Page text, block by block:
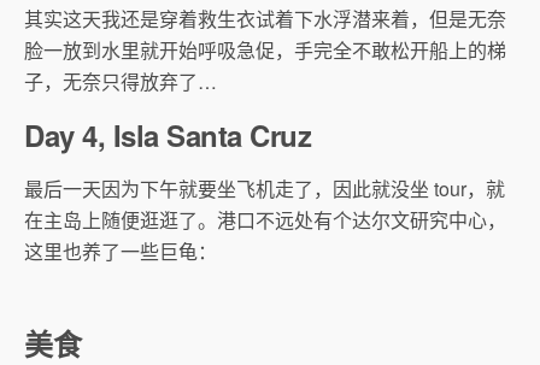
其实这天我还是穿着救生衣试着下水浮潜来着，但是无奈
脸一放到水里就开始呼吸急促，手完全不敢松开船上的梯
子，无奈只得放弃了…
Day 4, Isla Santa Cruz
最后一天因为下午就要坐飞机走了，因此就没坐 tour，就
在主岛上随便逛逛了。港口不远处有个达尔文研究中心，
这里也养了一些巨龟：
美食